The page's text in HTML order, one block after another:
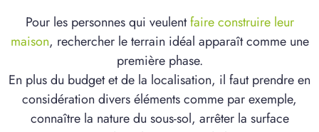
Pour les personnes qui veulentfaire construire leur
maison, rechercher le terrain idéal apparaît comme une
première phase.
En plus du budget et de la localisation, il faut prendre en
considération divers éléments comme par exemple,
connaître la nature du sous-sol, arrêter la surface